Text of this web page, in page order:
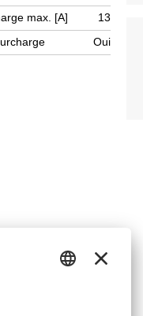
max. [A]
13
Oui